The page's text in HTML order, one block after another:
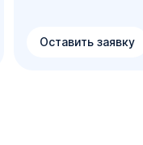
Оставить заявку